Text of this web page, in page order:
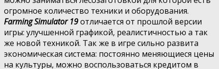
огромное количество техники и оборудования.
Farming Simulator 19отличается от прошлой версии
игры: улучшенной графикой, реалистичностью а так
же новой техникой. Так же в игре сильно развита
экономическая система: постоянно меняющиеся цены
на культуры, можно воспользоваться кредитом в